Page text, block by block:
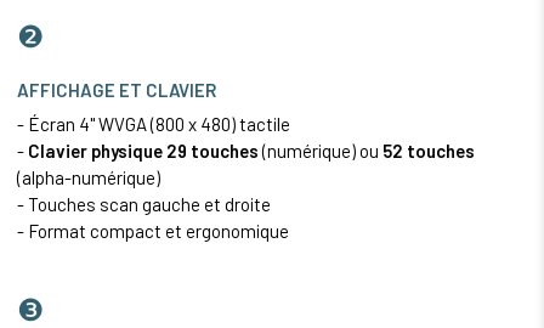
❷
AFFICHAGE ET CLAVIER
- Écran 4" WVGA (800 x 480) tactile
- Clavier physique 29 touches(numérique) ou 52 touches
(alpha-numérique)
- Touches scan gauche et droite
- Format compact et ergonomique
❸